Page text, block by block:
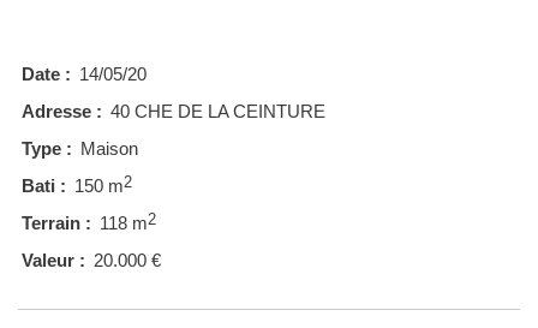
Date : 14/05/20
Adresse : 40 CHE DE LA CEINTURE
Type : Maison
Bati : 150 m2
Terrain : 118 m2
Valeur : 20.000 €